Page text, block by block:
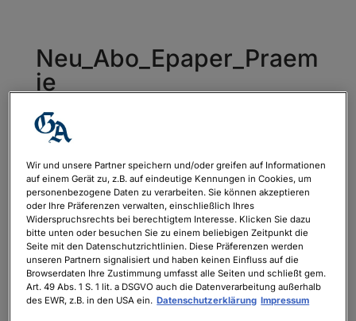
Neu_Abo_Epaper_Praem
ie
von
Wir und unsere Partner speichern und/oder greifen auf Informationen
auf einem Gerät zu, z.B. auf eindeutige Kennungen in Cookies, um
personenbezogene Daten zu verarbeiten. Sie können akzeptieren
oder Ihre Präferenzen verwalten, einschließlich Ihres
Widerspruchsrechts bei berechtigtem Interesse. Klicken Sie dazu
bitte unten oder besuchen Sie zu einem beliebigen Zeitpunkt die
Seite mit den Datenschutzrichtlinien. Diese Präferenzen werden
unseren Partnern signalisiert und haben keinen Einfluss auf die
Browserdaten Ihre Zustimmung umfasst alle Seiten und schließt gem.
Art. 49 Abs. 1 S. 1 lit. a DSGVO auch die Datenverarbeitung außerhalb
des EWR, z.B. in den USA ein. Datenschutzerklärung Impressum